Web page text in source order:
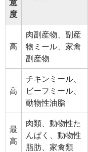
意
度
高
肉副産物、副産
物ミール、家禽
副産物
高
チキンミール、
ビーフミール、
動物性油脂
最
高
肉類、動物性た
んぱく、動物性
脂肪、家禽類